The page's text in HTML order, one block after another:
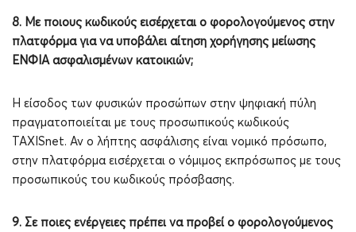
8. Με ποιους κωδικούς εισέρχεται ο φορολογούμενος στην
πλατφόρμα για να υποβάλει αίτηση χορήγησης μείωσης
ΕΝΦΙΑ ασφαλισμένων κατοικιών;
Η είσοδος των φυσικών προσώπων στην ψηφιακή πύλη
πραγματοποιείται με τους προσωπικούς κωδικούς
TAXISnet. Αν ο λήπτης ασφάλισης είναι νομικό πρόσωπο,
στην πλατφόρμα εισέρχεται ο νόμιμος εκπρόσωπος με τους
προσωπικούς του κωδικούς πρόσβασης.
9. Σε ποιες ενέργειες πρέπει να προβεί ο φορολογούμενος